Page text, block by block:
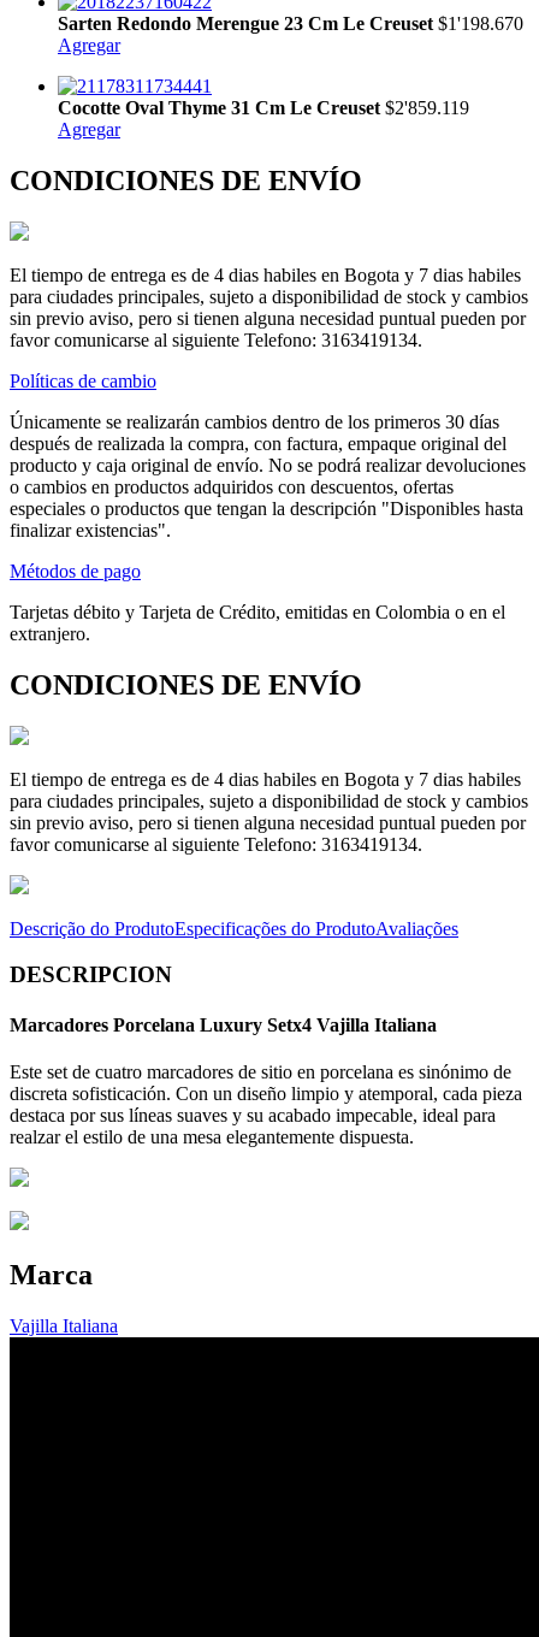
Sarten Redondo Merengue 23 Cm Le Creuset $1'198.670
Agregar
Cocotte Oval Thyme 31 Cm Le Creuset $2'859.119
Agregar
CONDICIONES DE ENVÍO
El tiempo de entrega es de 4 dias habiles en Bogota y 7 dias habiles
para ciudades principales, sujeto a disponibilidad de stock y cambios
sin previo aviso, pero si tienen alguna necesidad puntual pueden por
favor comunicarse al siguiente Telefono: 3163419134.
Políticas de cambio
Únicamente se realizarán cambios dentro de los primeros 30 días
después de realizada la compra, con factura, empaque original del
producto y caja original de envío. No se podrá realizar devoluciones
o cambios en productos adquiridos con descuentos, ofertas
especiales o productos que tengan la descripción "Disponibles hasta
finalizar existencias".
Métodos de pago
Tarjetas débito y Tarjeta de Crédito, emitidas en Colombia o en el
extranjero.
CONDICIONES DE ENVÍO
El tiempo de entrega es de 4 dias habiles en Bogota y 7 dias habiles
para ciudades principales, sujeto a disponibilidad de stock y cambios
sin previo aviso, pero si tienen alguna necesidad puntual pueden por
favor comunicarse al siguiente Telefono: 3163419134.
Descrição do ProdutoEspecificações do ProdutoAvaliações
DESCRIPCION
Marcadores Porcelana Luxury Setx4 Vajilla Italiana
Este set de cuatro marcadores de sitio en porcelana es sinónimo de
discreta sofisticación. Con un diseño limpio y atemporal, cada pieza
destaca por sus líneas suaves y su acabado impecable, ideal para
realzar el estilo de una mesa elegantemente dispuesta.
Marca
Vajilla Italiana